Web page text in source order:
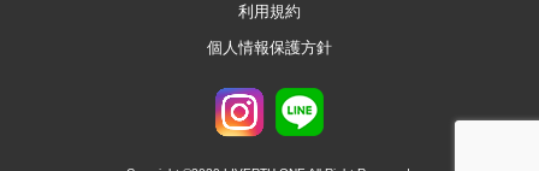
利用規約
個人情報保護方針